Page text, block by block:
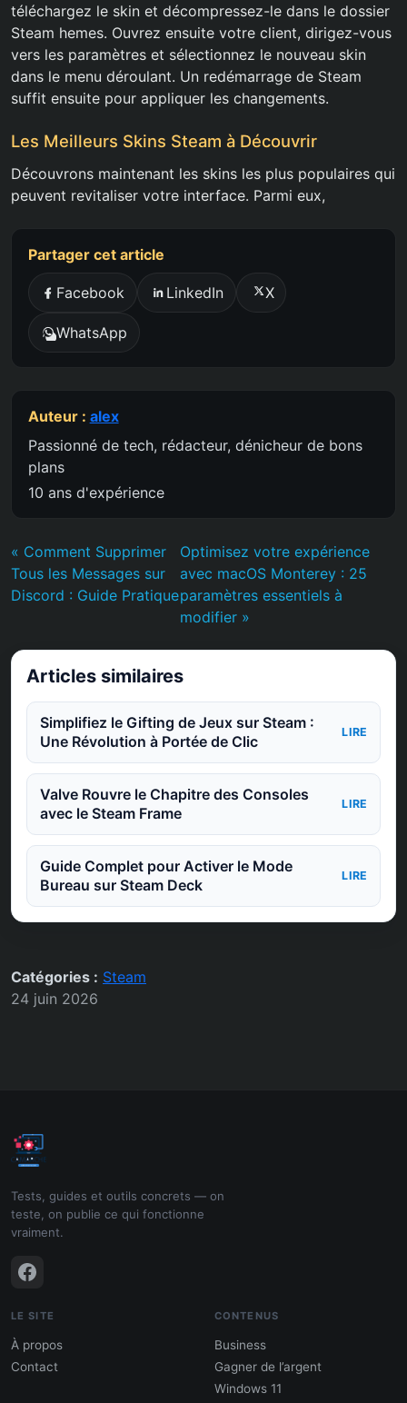
téléchargez le skin et décompressez-le dans le dossier
Steam hemes. Ouvrez ensuite votre client, dirigez-vous
vers les paramètres et sélectionnez le nouveau skin
dans le menu déroulant. Un redémarrage de Steam
suffit ensuite pour appliquer les changements.
Les Meilleurs Skins Steam à Découvrir
Découvrons maintenant les skins les plus populaires qui
peuvent revitaliser votre interface. Parmi eux,
Partager cet article
Facebook LinkedIn X
WhatsApp
Auteur : alex
Passionné de tech, rédacteur, dénicheur de bons
plans
10 ans d'expérience
« Comment Supprimer
Tous les Messages sur
Discord : Guide Pratique
Optimisez votre expérience
avec macOS Monterey : 25
paramètres essentiels à
modifier »
Articles similaires
Simplifiez le Gifting de Jeux sur Steam :
Une Révolution à Portée de Clic
LIRE
Valve Rouvre le Chapitre des Consoles
avec le Steam Frame
LIRE
Guide Complet pour Activer le Mode
Bureau sur Steam Deck
LIRE
Catégories : Steam
24 juin 2026
Tests, guides et outils concrets — on
teste, on publie ce qui fonctionne
vraiment.
LE SITE
À propos
Contact
CONTENUS
Business
Gagner de l’argent
Windows 11